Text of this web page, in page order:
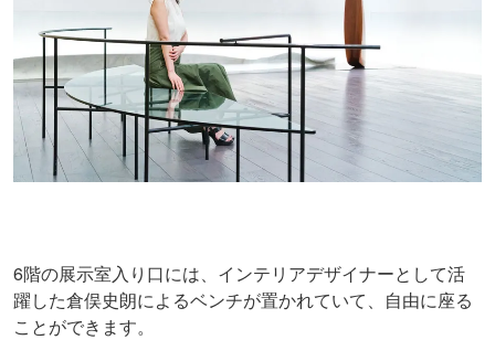
6階の展示室入り口には、インテリアデザイナーとして活
躍した倉俣史朗によるベンチが置かれていて、自由に座る
ことができます。